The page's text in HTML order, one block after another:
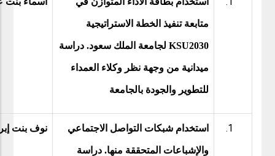
متابعة تنفيذ الخطة الاستراتيجية
KSU2030 لجامعة الملك سعود. دراسة
ميدانية من وجهة نظر وكلاء العمداء
للتطوير والجودة بالجامعة
استخدام شبكات التواصل الاجتماعي
والإشباعات المتحققة منها. دراسة
نوف بنت